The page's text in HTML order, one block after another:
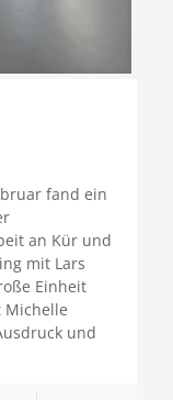
fand ein
an Kür und
mit Lars
Einheit
Michelle
und